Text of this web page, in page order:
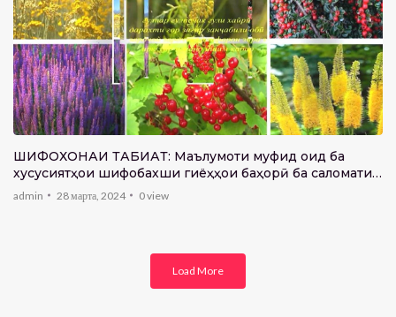
ШИФОХОНАИ ТАБИАТ: Маълумоти муфид оид ба
хусусиятҳои шифобахши гиёҳҳои баҳорӣ ба саломатии
инсон
admin 28 марта, 2024 0view
Load More